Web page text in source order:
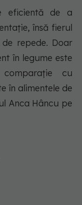
eficientă de a
însă fierul
repede. Doar
în legume este
cu
în alimentele de
Anca Hâncu pe